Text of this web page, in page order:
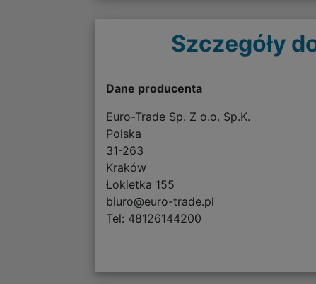
Szczegóły
Dane producenta
Euro-Trade Sp. Z o.o. Sp.K.
Polska
31-263
Kraków
Łokietka 155
biuro@euro-trade.pl
Tel: 48126144200